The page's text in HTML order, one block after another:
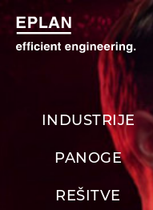
INDUSTRIJE
PANOGE
REŠITVE